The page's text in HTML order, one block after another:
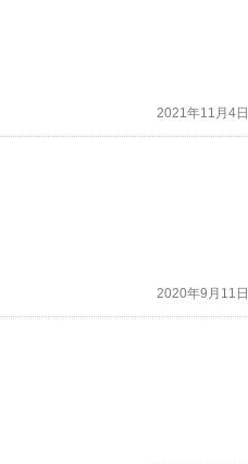
2021年11月4日
2020年9月11日